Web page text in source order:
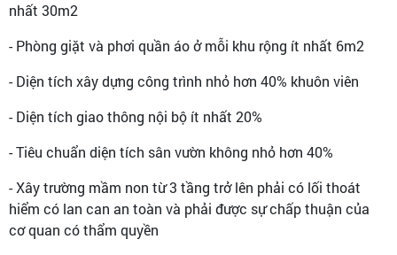
nhất 30m2
- Phòng giặt và phơi quần áo ở mỗi khu rộng ít nhất 6m2
- Diện tích xây dựng công trình nhỏ hơn 40% khuôn viên
- Diện tích giao thông nội bộ ít nhất 20%
- Tiêu chuẩn diện tích sân vườn không nhỏ hơn 40%
- Xây trường mầm non từ 3 tầng trở lên phải có lối thoát
hiểm có lan can an toàn và phải được sự chấp thuận của
cơ quan có thẩm quyền